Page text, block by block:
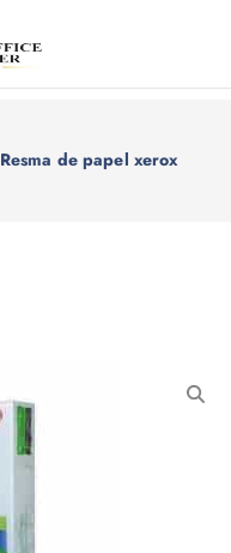
Resma de papel xerox